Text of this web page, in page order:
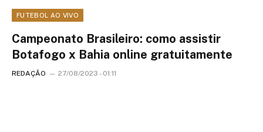
FUTEBOL AO VIVO
Campeonato Brasileiro: como assistir
Botafogo x Bahia online gratuitamente
REDAÇÃO 27/08/2023 - 01:11